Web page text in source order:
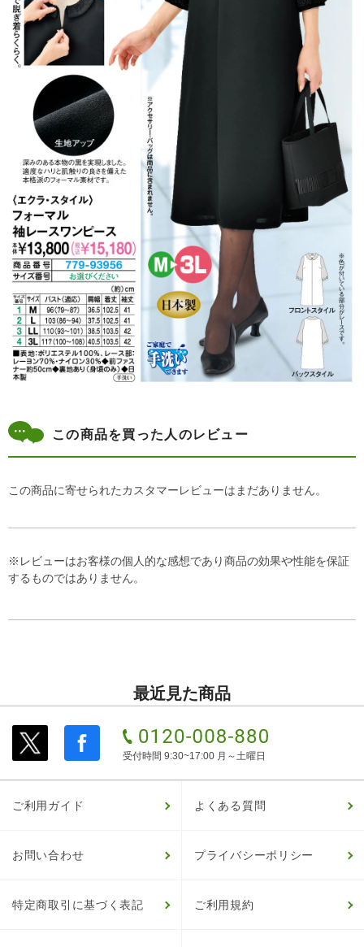
この商品を買った人のレビュー
この商品に寄せられたカスタマーレビューはまだありません。
※レビューはお客様の個人的な感想であり商品の効果や性能を保証
するものではありません。
最近見た商品
受付時間 9:30~17:00 月～土曜日
ご利用ガイド よくある質問
お問い合わせ プライバシーポリシー
特定商取引に基づく表記 ご利用規約